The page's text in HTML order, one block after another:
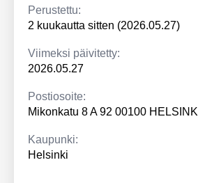
Perustettu:
2 kuukautta sitten (2026.05.27)
Viimeksi päivitetty:
2026.05.27
Postiosoite:
Mikonkatu 8 A 92 00100 HELSINKI
Kaupunki:
Helsinki